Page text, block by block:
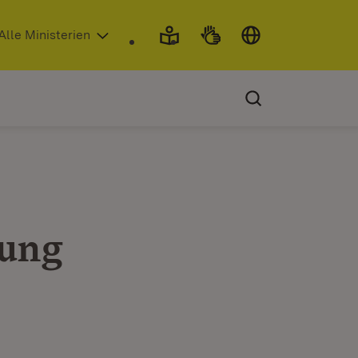
neuem Fenster)
Ministerien